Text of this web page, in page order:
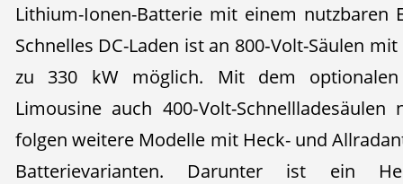
Lithium-Ionen-Batterie mit einem nutzbaren
Schnelles DC-Laden ist an 800‑Volt-Säulen
zu 330 kW möglich. Mit dem
Limousine auch 400‑Volt-
folgen weitere Modelle mit Heck- und
Batterievarianten. Darunter ist ein